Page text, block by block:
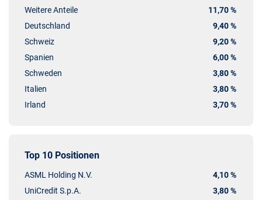
Weitere Anteile
11,70 %
Deutschland
9,40 %
Schweiz
9,20 %
Spanien
6,00 %
Schweden
3,80 %
Italien
3,80 %
Irland
3,70 %
Top 10 Positionen
ASML Holding N.V.
4,10 %
UniCredit S.p.A.
3,80 %